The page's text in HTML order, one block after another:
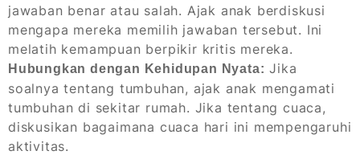
jawaban benar atau salah. Ajak anak berdiskusi
mengapa mereka memilih jawaban tersebut. Ini
melatih kemampuan berpikir kritis mereka.
Hubungkan dengan Kehidupan Nyata: Jika
soalnya tentang tumbuhan, ajak anak mengamati
tumbuhan di sekitar rumah. Jika tentang cuaca,
diskusikan bagaimana cuaca hari ini mempengaruhi
aktivitas.